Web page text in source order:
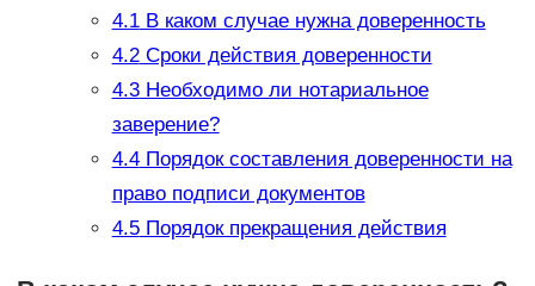
4.1В каком случае нужна доверенность
4.2Сроки действия доверенности
4.3Необходимо ли нотариальное
заверение?
4.4Порядок составления доверенности на
право подписи документов
4.5Порядок прекращения действия